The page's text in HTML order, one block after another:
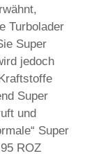
Turbolader
Super
jedoch
Super
und
Super
ROZ